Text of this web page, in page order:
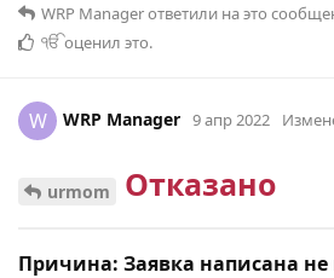
WRP Managerответили на это
ੴоценил это.
W WRP Manager 9 апр 2022
urmom Отказано
Причина: Заявка написана